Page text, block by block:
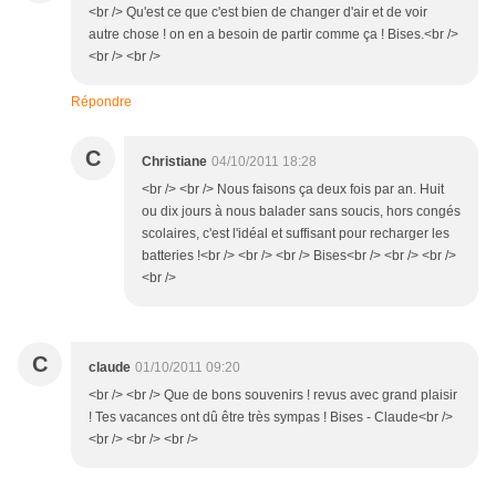
<br /> Qu'est ce que c'est bien de changer d'air et de voir
autre chose ! on en a besoin de partir comme ça ! Bises.<br />
<br /> <br />
Répondre
C Christiane 04/10/2011 18:28
<br /> <br /> Nous faisons ça deux fois par an. Huit
ou dix jours à nous balader sans soucis, hors congés
scolaires, c'est l'idéal et suffisant pour recharger les
batteries !<br /> <br /> <br /> Bises<br /> <br /> <br />
<br />
C claude 01/10/2011 09:20
<br /> <br /> Que de bons souvenirs ! revus avec grand plaisir
! Tes vacances ont dû être très sympas ! Bises - Claude<br />
<br /> <br /> <br />